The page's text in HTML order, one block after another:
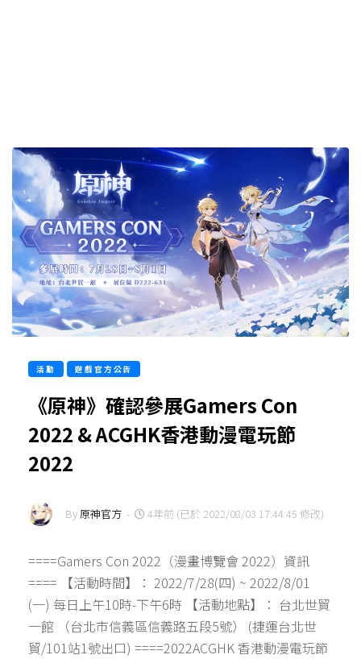
活動 遊戲官方公告
《原神》確認參展Gamers Con
2022 & ACGHK香港動漫電玩節
2022
By原神官方 - 4年前 (已於 2022/08/03 17:44:45 修改)
====Gamers Con 2022（漫畫博覽會 2022）資訊
==== 【活動時間】： 2022/7/28(四) ~ 2022/8/01
(一) 每日上午10時-下午6時 【活動地點】： 台北世貿
一館 （台北市信義區信義路五段5號） (捷運台北世
貿/101站1號出口) ====2022ACGHK 香港動漫電玩節